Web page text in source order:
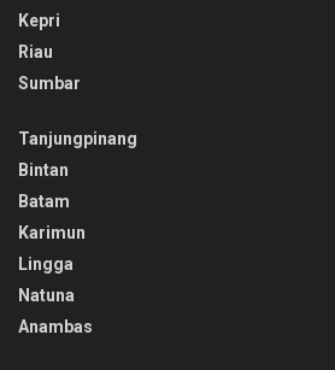
Kepri
Riau
Sumbar
Tanjungpinang
Bintan
Batam
Karimun
Lingga
Natuna
Anambas